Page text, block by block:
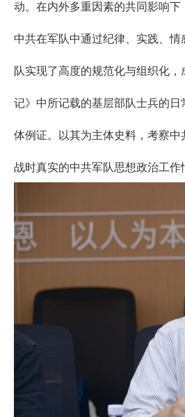
动。在内外多重因素的共同影响
中共在军队中通过纪律、实践、
队实现了高度的规范化与组织化
记》中所记载的基层部队士兵的
体例证。以其为主体史料，考察
战时真实的中共军队思想政治工